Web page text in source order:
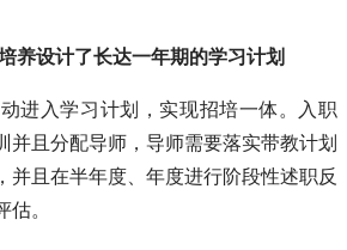
养设计了长达一年期的学习计划
进入学习计划，实现招培一体。入职
并且分配导师，导师需要落实带教计划
并且在半年度、年度进行阶段性述职反
。